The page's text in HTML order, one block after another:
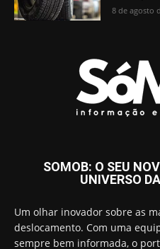
8 de agosto
SOMOB: O SEU
UNIVERSO
Um olhar inovador sobre as
deslocamento. Com uma
sempre bem informada, o